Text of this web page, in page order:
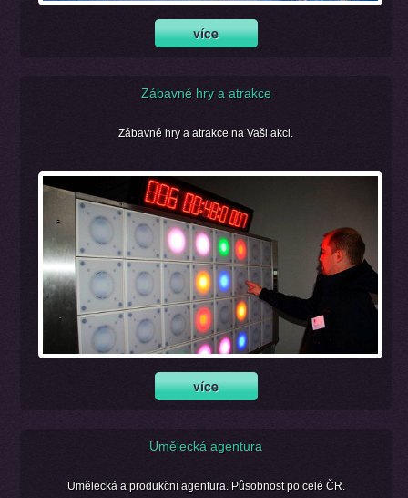
Zábavné hry a atrakce
Zábavné hry a atrakce na Vaši akci.
Umělecká agentura
Umělecká a produkční agentura. Působnost po celé ČR.